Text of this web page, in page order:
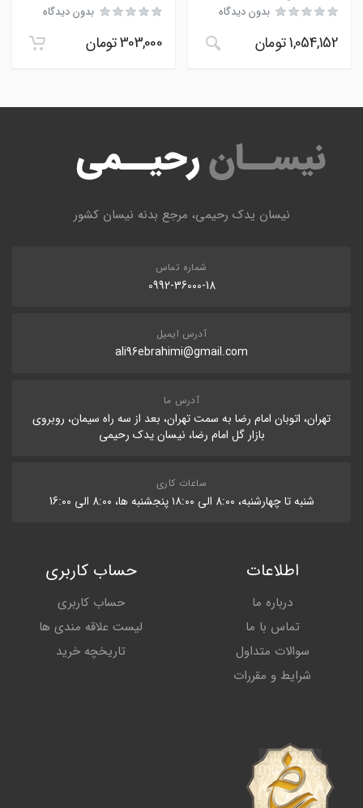
بدون دیدگاه
1,054,152تومان
بدون دیدگاه
303,000تومان
نیسان یدک رحیمی، مرجع بدنه نیسان کشور
شماره تماس
0992-36000-18
آدرس ایمیل
ali96ebrahimi@gmail.com
آدرس ما
تهران، اتوبان امام رضا به سمت تهران، بعد از سه راه سیمان، روبروی
بازار گل امام رضا، نیسان یدک رحیمی
ساعات کاری
شنبه تا چهارشنبه، 8:۰۰ الی ۱۸:۰۰ پنجشنبه ها، 8:۰۰ الی 16:۰۰
اطلاعات
درباره ما
تماس با ما
سوالات متداول
شرایط و مقررات
حساب کاربری
حساب کاربری
لیست علاقه مندی ها
تاریخچه خرید